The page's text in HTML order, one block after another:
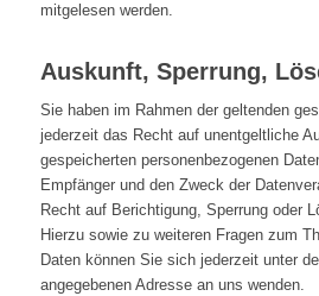
mitgelesen werden.
Auskunft, Sperrung,
Sie haben im Rahmen der geltenden
jederzeit das Recht auf unentgeltliche
gespeicherten personenbezogenen
Empfänger und den Zweck der
Recht auf Berichtigung, Sperrung oder
Hierzu sowie zu weiteren Fragen zum
Daten können Sie sich jederzeit unter
angegebenen Adresse an uns wenden.